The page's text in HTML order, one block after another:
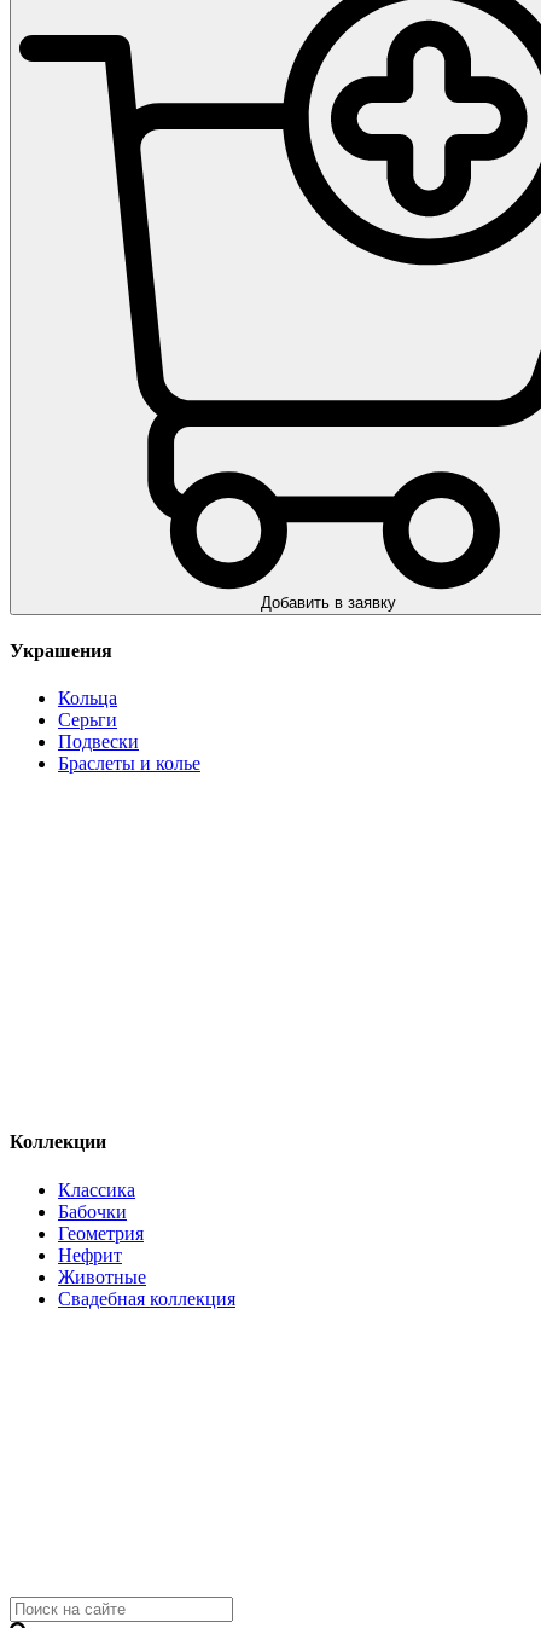
Добавить в заявку
Украшения
Кольца
Серьги
Подвески
Браслеты и колье
Коллекции
Классика
Бабочки
Геометрия
Нефрит
Животные
Свадебная коллекция